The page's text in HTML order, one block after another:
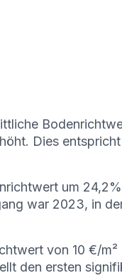
Dies
um
war 2023, in
von 10 €/m²
den ersten